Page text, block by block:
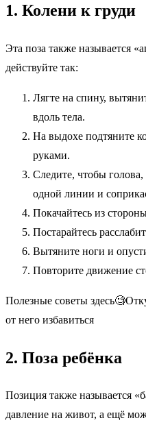
1. Колени к груди
Эта поза также называется
действуйте так:
Лягте на спину,
вдоль тела.
На выдохе подтяните
руками.
Следите, чтобы
одной линии и
Покачайтесь из
Постарайтесь
Вытяните ноги и
Повторите движение
Полезные советы
от него избавиться
2. Поза ребёнка
Позиция также называется
давление на живот, а ещё